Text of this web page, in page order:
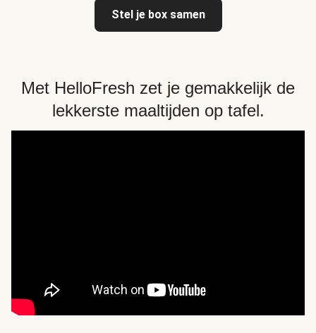
Stel je box samen
Met HelloFresh zet je gemakkelijk de
lekkerste maaltijden op tafel.